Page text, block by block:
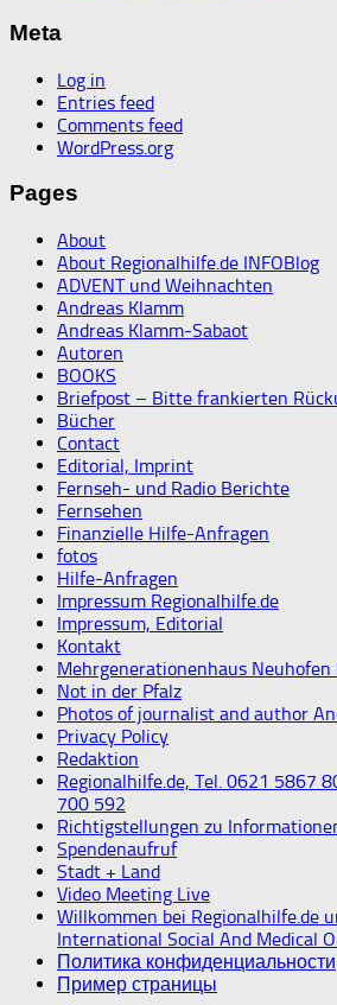
Meta
Log in
Entries feed
Comments feed
WordPress.org
Pages
About
About Regionalhilfe.de INFOBlog
ADVENT und Weihnachten
Andreas Klamm
Andreas Klamm-Sabaot
Autoren
BOOKS
Briefpost – Bitte frankierten
Bücher
Contact
Editorial, Imprint
Fernseh- und Radio Berichte
Fernsehen
Finanzielle Hilfe-Anfragen
fotos
Hilfe-Anfragen
Impressum Regionalhilfe.de
Impressum, Editorial
Kontakt
Mehrgenerationenhaus
Not in der Pfalz
Photos of journalist and author
Privacy Policy
Redaktion
Regionalhilfe.de, Tel. 0621 5867
700 592
Richtigstellungen zu
Spendenaufruf
Stadt + Land
Video Meeting Live
Willkommen bei Regionalhilfe.de
International Social And Medical
Политика конфиденциальности
Пример страницы